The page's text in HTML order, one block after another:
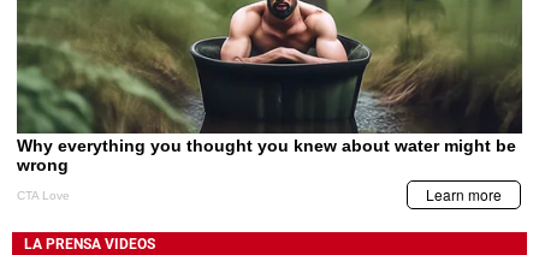
LA PRENSA VIDEOS